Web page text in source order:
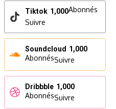
Tiktok 1,000Abonnés
Suivre
Soundcloud 1,000
AbonnésSuivre
Dribbble 1,000
AbonnésSuivre